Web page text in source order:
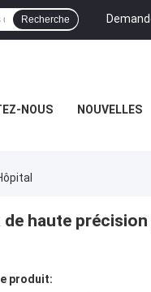
Recherche
NOUS NOUVELLES
haute
produit: